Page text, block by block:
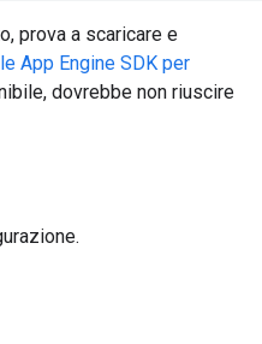
prova a scaricare e
App Engine SDK per
dovrebbe non riuscire